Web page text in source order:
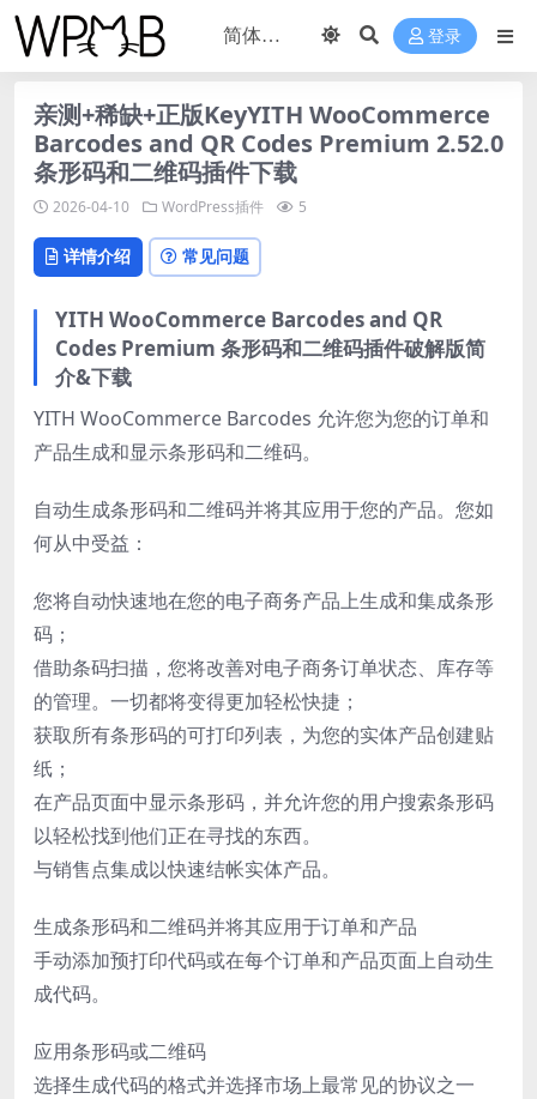
登录
亲测+稀缺+正版KeyYITH WooCommerce
Barcodes and QR Codes Premium 2.52.0
条形码和二维码插件下载
2026-04-10 WordPress插件 5
详情介绍 常见问题
YITH WooCommerce Barcodes and QR
Codes Premium 条形码和二维码插件破解版简
介&下载
YITH WooCommerce Barcodes 允许您为您的订单和
产品生成和显示条形码和二维码。
自动生成条形码和二维码并将其应用于您的产品。您如
何从中受益：
您将自动快速地在您的电子商务产品上生成和集成条形
码；
借助条码扫描，您将改善对电子商务订单状态、库存等
的管理。一切都将变得更加轻松快捷；
获取所有条形码的可打印列表，为您的实体产品创建贴
纸；
在产品页面中显示条形码，并允许您的用户搜索条形码
以轻松找到他们正在寻找的东西。
与销售点集成以快速结帐实体产品。
生成条形码和二维码并将其应用于订单和产品
手动添加预打印代码或在每个订单和产品页面上自动生
成代码。
应用条形码或二维码
选择生成代码的格式并选择市场上最常见的协议之一